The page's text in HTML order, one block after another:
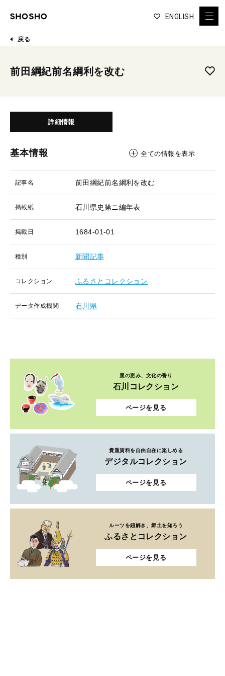
ENGLISH
戻る
前田綱紀前名綱利を改む
詳細情報
基本情報 全ての情報を表示
記事名 前田綱紀前名綱利を改む
掲載紙 石川県史第ニ編年表
掲載日 1684-01-01
種別 新聞記事
コレクション ふるさとコレクション
データ作成機関 石川県
里の恵み、文化の香り
石川コレクション
ページを見る
貴重資料を自由自在に楽しめる
デジタルコレクション
ページを見る
ルーツを紐解き、郷土を知ろう
ふるさとコレクション
ページを見る